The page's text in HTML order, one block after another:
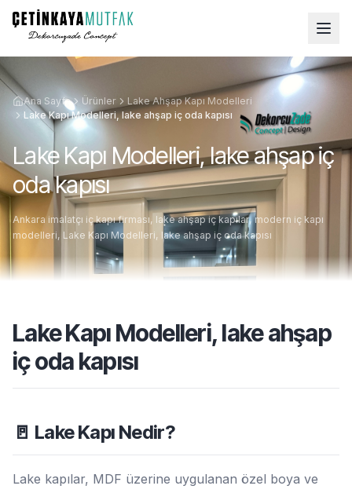
Ana Sayfa Ürünler
Lake Ahşap Kapı Modelleri
Lake Kapı Modelleri, lake ahşap iç oda kapısı
Lake Kapı Modelleri, lake ahşap iç
oda kapısı
Ankara imalatçı iç kapı firması, lake ahşap iç kapılar, modern iç kapı
modelleri, Lake Kapı Modelleri, lake ahşap iç oda kapısı
Lake Kapı Modelleri, lake ahşap
iç oda kapısı
🚪 Lake Kapı Nedir?
Lake kapılar, MDF üzerine uygulanan özel boya ve